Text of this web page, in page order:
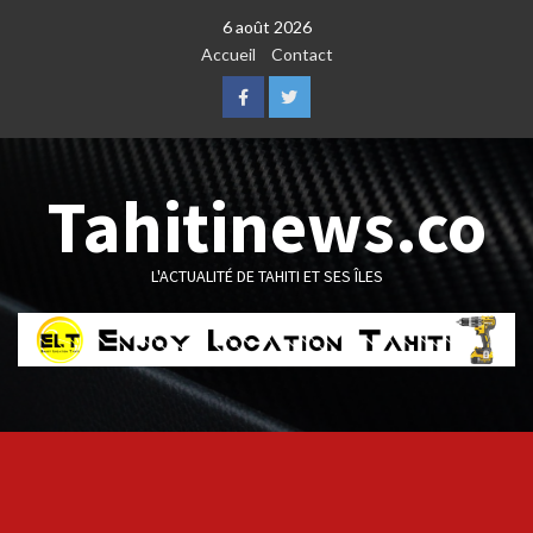
6 août 2026
Accueil
Contact
FacebookTwitter
Tahitinews.co
L'ACTUALITÉ DE TAHITI ET SES ÎLES